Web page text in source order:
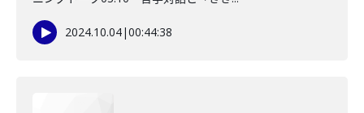
2024.10.04|00:44:38